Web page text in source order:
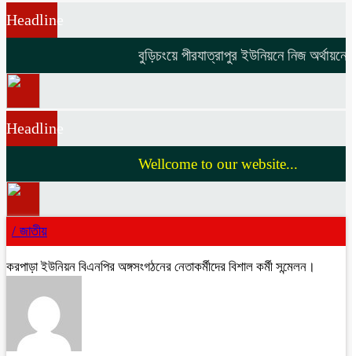
Headline
বুড়িচংয়ে পীরযাত্রাপুর ইউনিয়নে নিজ অর্থায়নে
Headline
Wellcome to our website...
/ জাতীয়
করপাড়া ইউনিয়ন বিএনপির অঙ্গসংগঠনের নেতাকর্মীদের বিশাল কর্মী সন্মেলন।